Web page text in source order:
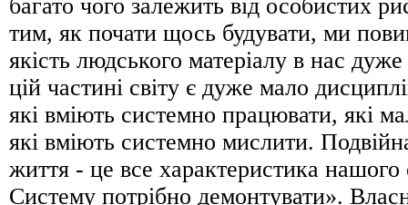
багато чого залежить від особистих
тим, як почати щось будувати, ми
якість людського матеріалу в нас
цій частині світу є дуже мало
які вміють системно працювати, які
які вміють системно мислити.
життя - це все характеристика нашого
Систему потрібно демонтувати».